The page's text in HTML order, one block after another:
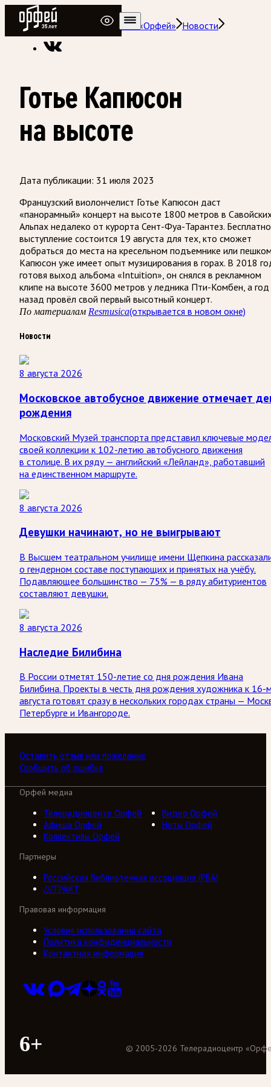
Радио Орфей
Радио классической музыки «Орфей» Новости
Готье Капюсон
на высоте
Дата публикации: 31 июля 2023
Французский виолончелист Готье Капюсон даст
«панорамный» концерт на высоте 1800 метров в
Альпах недалеко от курорта Сент-Фуа-Тарантез.
выступление состоится 19 августа для тех, кто сможет
добраться до места на кресельном подъемнике или
Капюсон уже имеет опыт музицирования в горах. В 2018
готовя выход альбома «Intuition», он снялся в рекламном
клипе на высоте 3600 метров у ледника Пти-Комбен, а год
назад провёл свой первый высотный концерт.
По материалам Resmusica(открывается в новом окне)
Новости
8 августа 2026
Московское автобусное движение отмечает
рождения
Московский Музей транспорта представил ключевые
своей коллекции к 102-летию автобусного движения
в столице. В их ряду — английский «Лейланд», работавший
на единственном маршруте.
8 августа 2026
Девушки начинают, но не выигрывают
В Высшем театральном училище имени Щепкина
о гендерном составе поступающих и принятых на учёбу.
Подавляющее большинство — 75% — в ряду абитуриентов
составляют девушки.
8 августа 2026
Наследие Билибина
В России отметят 150-летие со дня рождения Ивана
Билибина. Проекты в честь дня рождения художника к 16-
августа готовят сразу в нескольких городах страны —
Петербурге и Ивангороде.
Оставить отзыв или пожелание
Сообщить об ошибке
Орфей медиа
Телерадиоцентр Орфей
Видео Орфей
Афиша Орфей
Ноты Орфей
Коллективы Орфей
Партнеры
Российская библиотечная ассоциация (РБА)
///ТРАКТ
Правовая информация
Условия использования сайта
Политика конфиденциальности
Контактная информация
6+ © 2005-2026 Телерадиоцентр